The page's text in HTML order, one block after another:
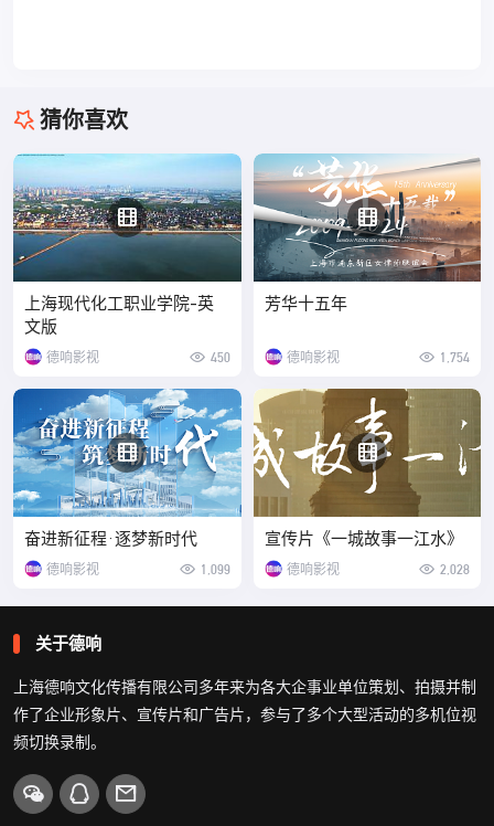
猜你喜欢
上海现代化工职业学院-英
文版
德响影视 450
芳华十五年
德响影视 1,754
奋进新征程·逐梦新时代
德响影视 1,099
宣传片《一城故事一江水》
德响影视 2,028
关于德响
上海德响文化传播有限公司多年来为各大企事业单位策划、拍摄并制
作了企业形象片、宣传片和广告片，参与了多个大型活动的多机位视
频切换录制。